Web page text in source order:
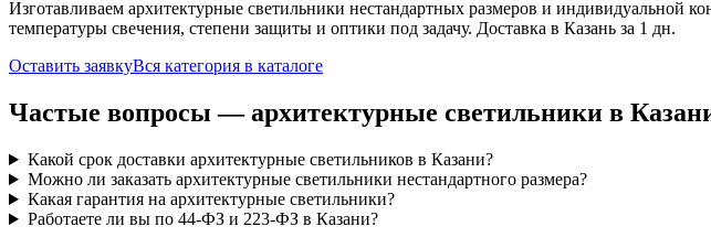
Изготавливаем архитектурные светильники нестандартных размеров и
температуры свечения, степени защиты и оптики под задачу. Доставка в Казань за 1 дн.
Оставить заявкуВся категория в каталоге
Частые вопросы —архитектурные светильники в
Какой срок доставки архитектурные светильников в Казани?
Можно ли заказать архитектурные светильники нестандартного размера?
Какая гарантия на архитектурные светильники?
Работаете ли вы по 44-ФЗ и 223-ФЗ в Казани?